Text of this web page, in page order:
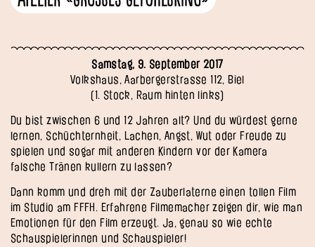
Samstag, 9. September 2017
Volkshaus, Aarbergerstrasse 112, Biel
(1. Stock, Raum hinten links)
Du bist zwischen 6 und 12 Jahren alt? Und du würdest gerne
lernen, Schüchternheit, Lachen, Angst, Wut oder Freude zu
spielen und sogar mit anderen Kindern vor der Kamera
falsche Tränen kullern zu lassen?
Dann komm und dreh mit der Zauberlaterne einen tollen Film
im Studio am FFFH. Erfahrene Filmemacher zeigen dir, wie man
Emotionen für den Film erzeugt. Ja, genau so wie echte
Schauspielerinnen und Schauspieler!